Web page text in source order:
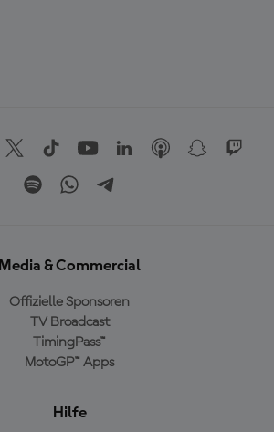
Media & Commercial
Offizielle Sponsoren
TV Broadcast
TimingPass™
MotoGP™ Apps
Hilfe